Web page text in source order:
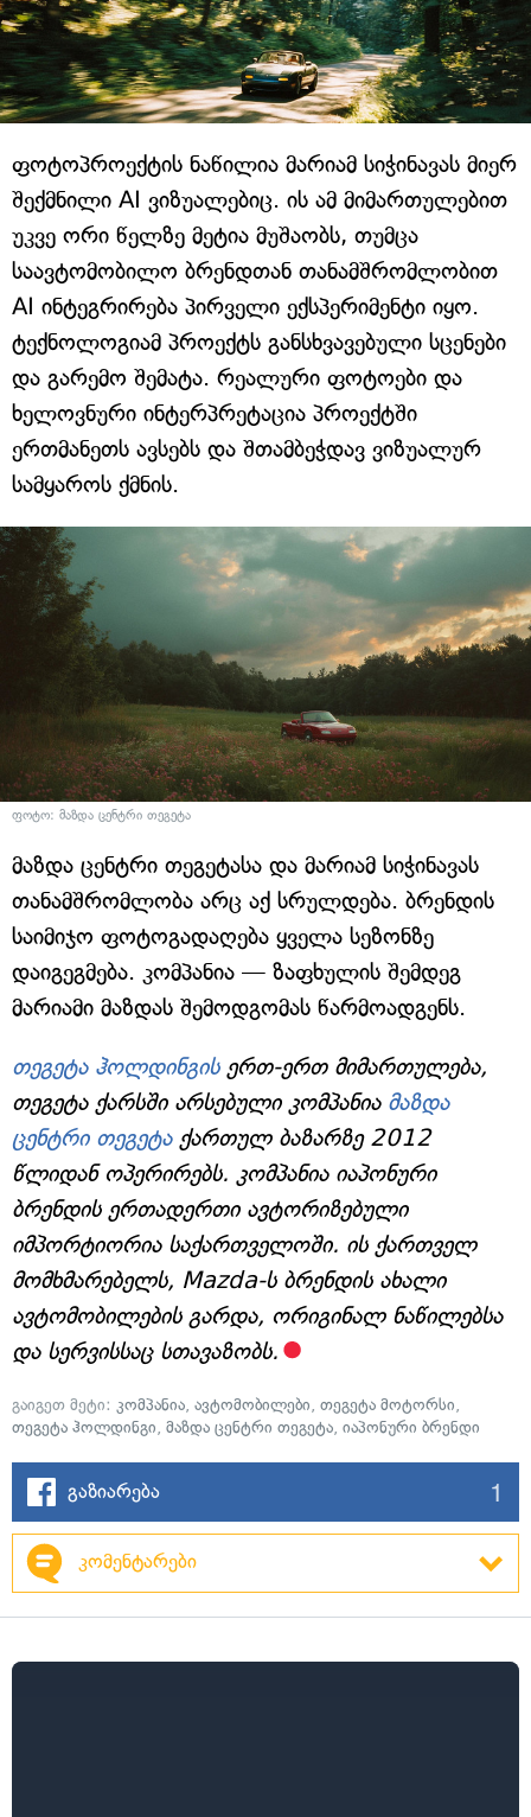
ფოტოპროექტის ნაწილია მარიამ სიჭინავას მიერ
შექმნილი AI ვიზუალებიც. ის ამ მიმართულებით
უკვე ორი წელზე მეტია მუშაობს, თუმცა
საავტომობილო ბრენდთან თანამშრომლობით
AI ინტეგრირება პირველი ექსპერიმენტი იყო.
ტექნოლოგიამ პროექტს განსხვავებული სცენები
და გარემო შემატა. რეალური ფოტოები და
ხელოვნური ინტერპრეტაცია პროექტში
ერთმანეთს ავსებს და შთამბეჭდავ ვიზუალურ
სამყაროს ქმნის.
ფოტო: მაზდა ცენტრი თეგეტა
მაზდა ცენტრი თეგეტასა და მარიამ სიჭინავას
თანამშრომლობა არც აქ სრულდება. ბრენდის
საიმიჯო ფოტოგადაღება ყველა სეზონზე
დაიგეგმება. კომპანია — ზაფხულის შემდეგ
მარიამი მაზდას შემოდგომას წარმოადგენს.
თეგეტა ჰოლდინგის ერთ-ერთ მიმართულება,
თეგეტა ქარსში არსებული კომპანია მაზდა
ცენტრი თეგეტაქართულ ბაზარზე 2012
წლიდან ოპერირებს. კომპანია იაპონური
ბრენდის ერთადერთი ავტორიზებული
იმპორტიორია საქართველოში. ის ქართველ
მომხმარებელს, Mazda-ს ბრენდის ახალი
ავტომობილების გარდა, ორიგინალ ნაწილებსა
და სერვისსაც სთავაზობს.
გაიგეთ მეტი: კომპანია, ავტომობილები, თეგეტა მოტორსი,
თეგეტა ჰოლდინგი, მაზდა ცენტრი თეგეტა, იაპონური ბრენდი
გაზიარება 1
კომენტარები